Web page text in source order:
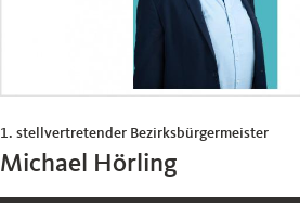
1. stellvertretender Bezirksbürgermeister
Michael Hörling